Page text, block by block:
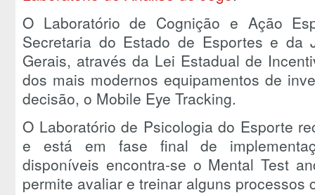
O Laboratório de Cognição e Ação
Secretaria do Estado de Esportes e da
Gerais, através da Lei Estadual de
dos mais modernos equipamentos de
decisão, o Mobile Eye Tracking.
O Laboratório de Psicologia do Esporte
e está em fase final de
disponíveis encontra-se o Mental Test
permite avaliar e treinar alguns processos